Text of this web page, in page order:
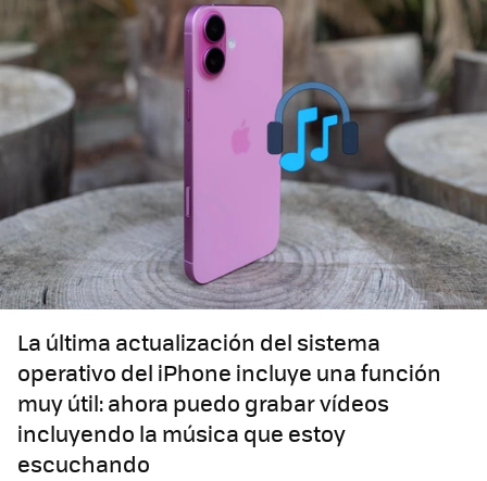
La última actualización del sistema
operativo del iPhone incluye una función
muy útil: ahora puedo grabar vídeos
incluyendo la música que estoy
escuchando